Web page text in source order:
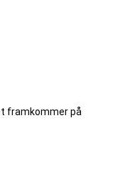
framkommer på